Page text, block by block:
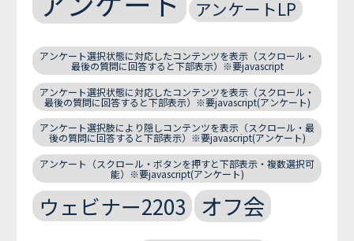
アンケートLP
アンケート選択状態に対応したコンテンツを表示（スクロール・
最後の質問に回答すると下部表示）※要javascript
アンケート選択状態に対応したコンテンツを表示（スクロール・
最後の質問に回答すると下部表示）※要javascript(アンケート)
アンケート選択肢により隠しコンテンツを表示（スクロール・最
後の質問に回答すると下部表示）※要javascript(アンケート)
アンケート（スクロール・ボタンを押すと下部表示・複数選択可
能）※要javascript(アンケート)
ウェビナー2203 オフ会